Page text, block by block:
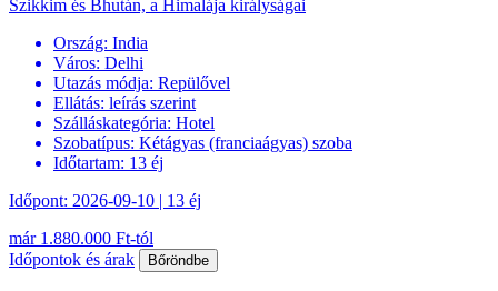
Szikkim és Bhután, a Himalája királyságai
Ország: India
Város: Delhi
Utazás módja: Repülővel
Ellátás: leírás szerint
Szálláskategória: Hotel
Szobatípus: Kétágyas (franciaágyas) szoba
Időtartam: 13 éj
Időpont: 2026-09-10 | 13 éj
már 1.880.000 Ft-tól
Időpontok és árak
Bőröndbe